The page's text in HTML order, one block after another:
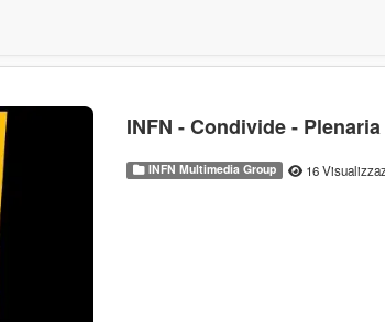
INFN - Condivide -
INFN Multimedia Group 16